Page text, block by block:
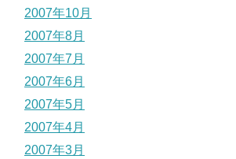
2007年10月
2007年8月
2007年7月
2007年6月
2007年5月
2007年4月
2007年3月